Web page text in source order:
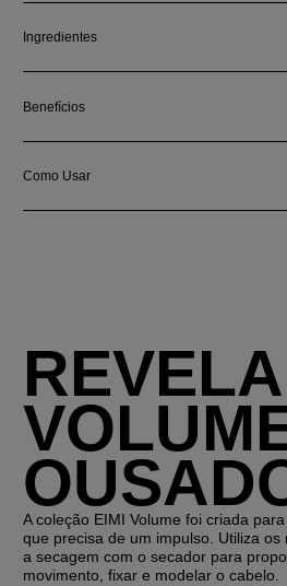
Ingredientes
Benefícios
Como Usar
A coleção EIMI Volume foi criada
que precisa de um impulso. Utiliza
a secagem com o secador para
movimento, fixar e modelar o cabelo.